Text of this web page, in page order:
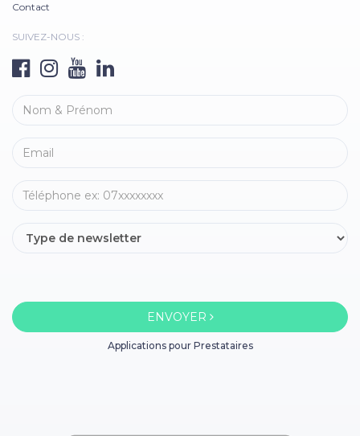
Contact
SUIVEZ-NOUS :
ENVOYER
Applications pour Prestataires